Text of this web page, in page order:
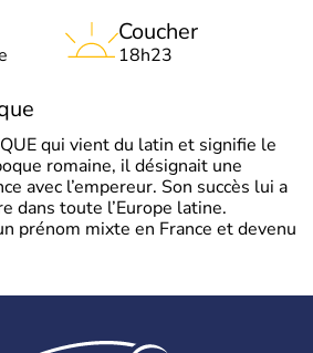
Coucher
18h23
qui vient du latin et signifie le
romaine, il désignait une
avec l’empereur. Son succès lui a
dans toute l’Europe latine.
prénom mixte en France et devenu